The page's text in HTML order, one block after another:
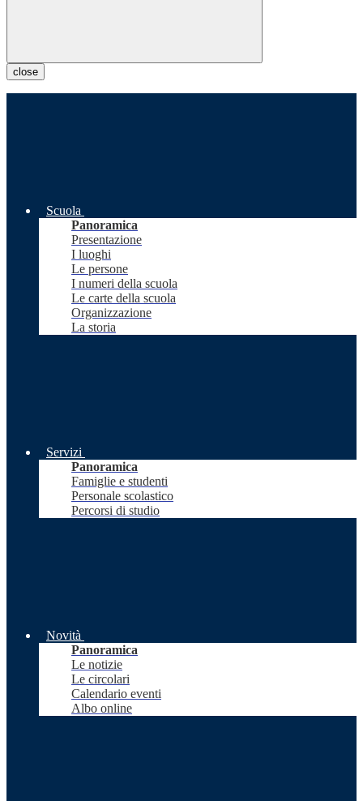
close
Scuola
Panoramica
Presentazione
I luoghi
Le persone
I numeri della scuola
Le carte della scuola
Organizzazione
La storia
Servizi
Panoramica
Famiglie e studenti
Personale scolastico
Percorsi di studio
Novità
Panoramica
Le notizie
Le circolari
Calendario eventi
Albo online